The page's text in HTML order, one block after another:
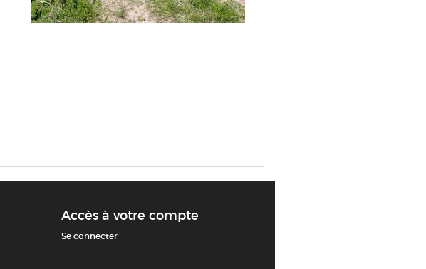
Accès à votre compte
Se connecter